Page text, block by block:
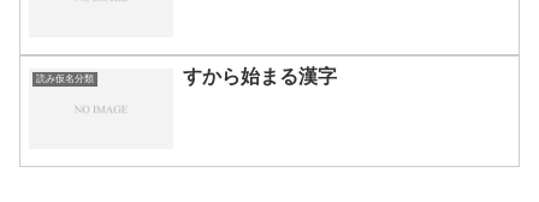
読み仮名分類 すから始まる漢字